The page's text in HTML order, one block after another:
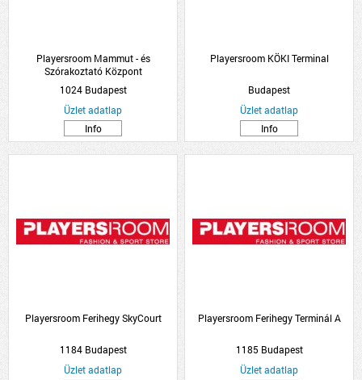
Playersroom Mammut - és
Szórakoztató Központ
1024 Budapest
Üzlet adatlap
Info
Playersroom KÖKI Terminal
Budapest
Üzlet adatlap
Info
Playersroom Ferihegy SkyCourt
1184 Budapest
Üzlet adatlap
Playersroom Ferihegy Terminál A
1185 Budapest
Üzlet adatlap